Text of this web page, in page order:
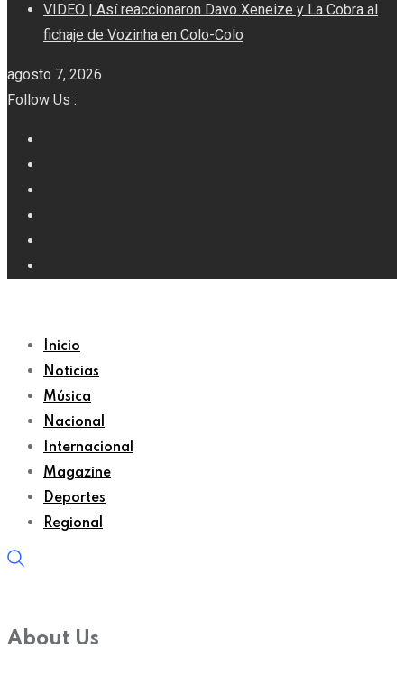
VIDEO | Así reaccionaron Davo Xeneize y La Cobra al
fichaje de Vozinha en Colo-Colo
agosto 7, 2026
Follow Us :
Inicio
Noticias
Música
Nacional
Internacional
Magazine
Deportes
Regional
About Us